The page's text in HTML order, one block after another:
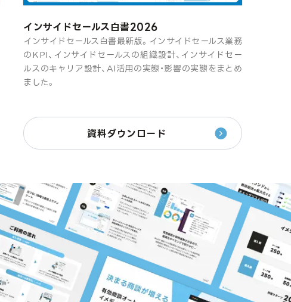
インサイドセールス白書2026
インサイドセールス白書最新版。インサイドセールス業務
のKPI、インサイドセールスの組織設計、インサイドセー
ルスのキャリア設計、AI活用の実態・影響の実態をまとめ
ました。
資料ダウンロード